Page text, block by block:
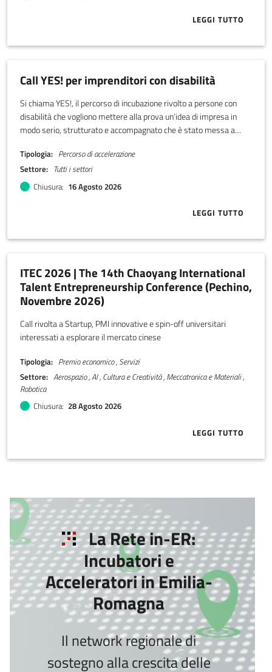
LEGGI TUTTO
ABOUT
Call YES! per imprenditori con disabilità
Si chiama YES!, il percorso di incubazione rivolto a persone con
disabilità che vogliono mettere alla prova un’idea di impresa in
modo serio, strutturato e accompagnato che è stato messa a
Tipologia
Percorso di accelerazione
Settore
Tutti i settori
Chiusura 16 Agosto 2026
LEGGI TUTTOABOUT CALL
ITEC 2026 | The 14th Chaoyang International
Talent Entrepreneurship Conference (Pechino,
Novembre 2026)
Call rivolta a Startup, PMI innovative e spin-off universitari
interessati a esplorare il mercato cinese
Tipologia
Premio economico , Servizi
Settore
Aerospazio , AI , Cultura e Creatività , Meccatronica e Materiali ,
Robotica
Chiusura 28 Agosto 2026
LEGGI TUTTO
ABOUT ITEC
La Rete in-ER:
Incubatori e
Acceleratori in Emilia-
Romagna
Il network regionale di
sostegno alla crescita delle